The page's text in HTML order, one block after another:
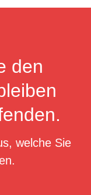
den
welche Sie